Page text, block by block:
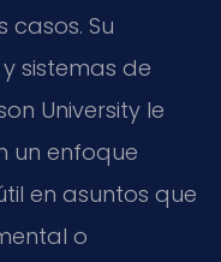
Su
sistemas de
University le
un enfoque
en asuntos que
o